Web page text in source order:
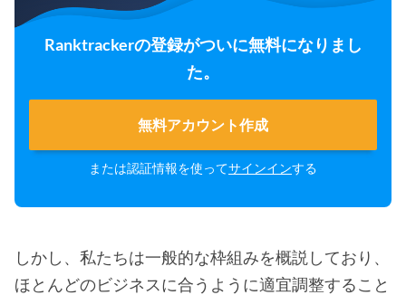
Ranktrackerの登録がついに無料になりまし
た。
無料アカウント作成
または認証情報を使ってサインインする
しかし、私たちは一般的な枠組みを概説しており、
ほとんどのビジネスに合うように適宜調整すること